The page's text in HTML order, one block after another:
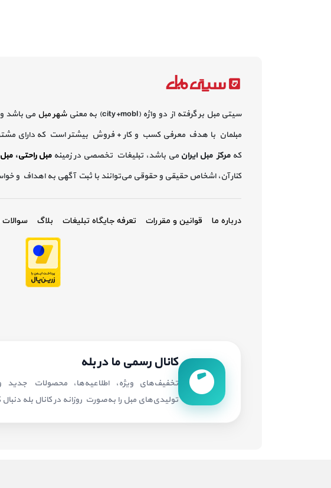
سیتی مبل بر گرفته از دو واژه (city+mobl) به معنی شهر مبل می باشد
مبلمان با هدف معرفی کسب و کار + فروش بیشتر است که دارای
کهمرکز مبل ایران می باشد، تبلیغات تخصصی در زمینه مبل راحتی،
کنار آن، اشخاص حقیقی و حقوقی می‌توانند با ثبت آگهی به اهداف و
درباره ما قوانین و مقررات تعرفه جایگاه تبلیغات بلاگ سوالات
کانال رسمی ما در بله
تخفیف‌های ویژه، اطلاعیه‌ها، محصولات جدید و
تولیدی‌های مبل را به‌صورت روزانه در کانال بله دنبال